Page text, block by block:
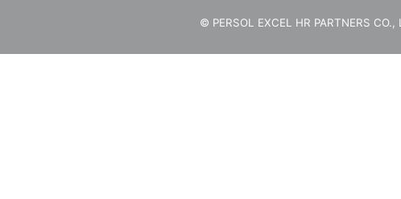
© PERSOL EXCEL HR PARTNERS CO.,